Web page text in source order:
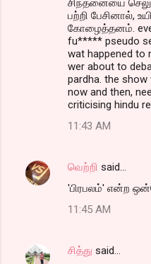
பற்றி பேசினால்,
கோழைத்தனம்.
fu***** pseudo
wat happened to
wer about to
pardha. the
now and then,
criticising hindu
11:43 AM
வெற்றி said…
'பிரபலம்' என்ற
11:45 AM
சித்து said…